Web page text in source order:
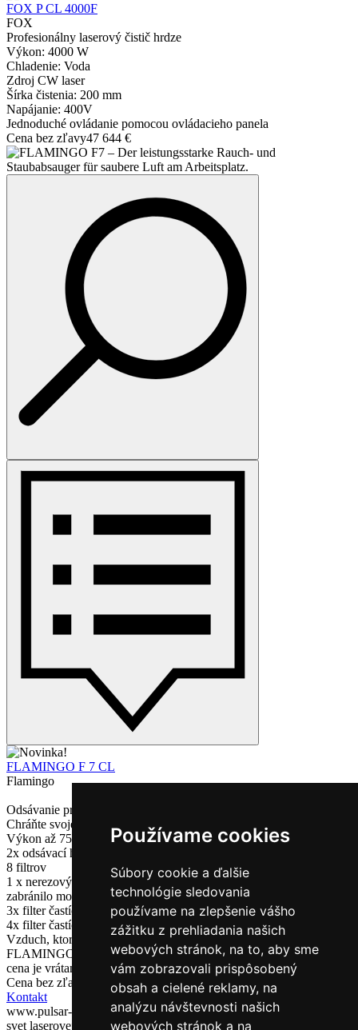
Používame cookies
Súbory cookie a ďalšie
technológie sledovania
používame na zlepšenie vášho
zážitku z prehliadania našich
webových stránok, na to, aby sme
vám zobrazovali prispôsobený
obsah a cielené reklamy, na
analýzu návštevnosti našich
webových stránok a na
FOX P CL 4000F
FOX
Profesionálny laserový čistič hrdze
Výkon: 4000 W
Chladenie: Voda
Zdroj CW laser
Šírka čistenia: 200 mm
Napájanie: 400V
Jednoduché ovládanie pomocou ovládacieho panela
Cena bez zľavy47 644 €
FLAMINGO F 7 CL
Flamingo
Odsávanie prachu a dymu s filtrovaním
Chráňte svoje zdravie a udržiavajte čistý vzhľad.
Výkon až 750 m3/hodinu
2x odsávací hadica: 1x pevná 2 m a 1x flexibilná až 5 m
8 filtrov
1 x nerezový filter na odfiltrovanie horľavých častíc, aby sa
zabránilo možnému vzniku požiaru
3x filter častíc
4x filter častíc s aktívnym uhlím na odstránenie chemických prvkov.
Vzduch, ktorý sa vracia späť do miestnosti, je po prefiltrovaní našim
FLAMINGO F 7 CL dokonale vyčistený
cena je vrátane dopravy k vám
Cena bez zľavy
6 450 €
Kontakt
www.pulsar-laser.com
svet laserovej čistiacej technológie